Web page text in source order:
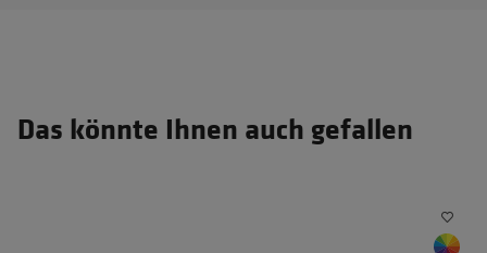
Das könnte Ihnen auch gefallen